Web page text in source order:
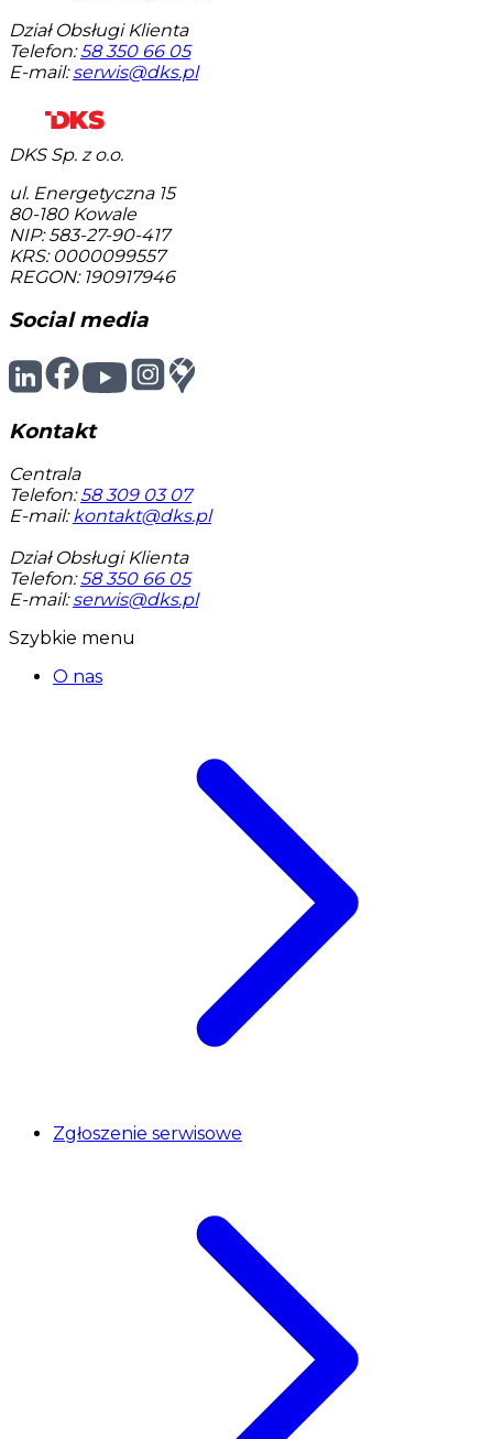
Dział Obsługi Klienta
Telefon: 58 350 66 05
E-mail: serwis@dks.pl
DKS Sp. z o.o.
ul. Energetyczna 15
80-180 Kowale
NIP: 583-27-90-417
KRS: 0000099557
REGON: 190917946
Social media
Kontakt
Centrala
Telefon: 58 309 03 07
E-mail: kontakt@dks.pl
Dział Obsługi Klienta
Telefon: 58 350 66 05
E-mail: serwis@dks.pl
Szybkie menu
O nas
Zgłoszenie serwisowe